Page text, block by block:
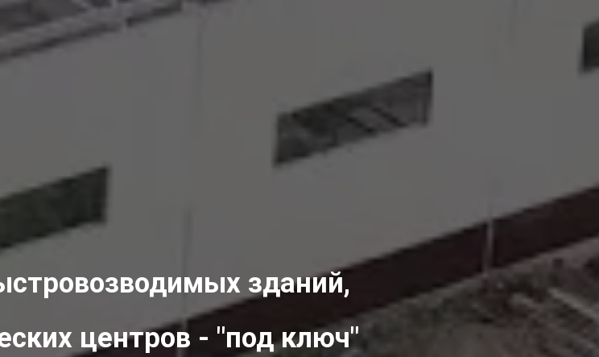
зданий,
центров - "под ключ"